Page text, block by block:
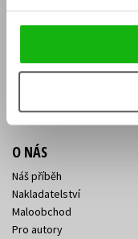
KONTAKTY
Sídlo společnosti
O NÁS
Náš příběh
Nakladatelství
Maloobchod
Pro autory